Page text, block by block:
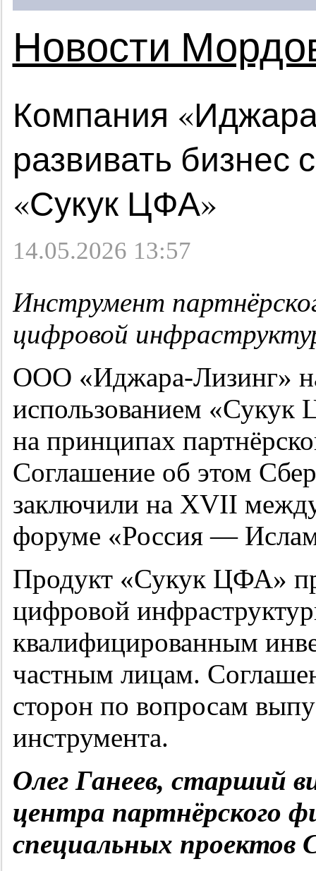
Новости
Компания
развивать бизнес
«Сукук ЦФА»
14.05.2026 13:57
Инструмент
цифровой
ООО «Иджара-Лизинг»
использованием
на принципах
Соглашение об этом
заключили на XVII
форуме «Россия —
Продукт «Сукук ЦФА»
цифровой
квалифицированным
частным лицам.
сторон по вопросам
инструмента.
Олег Ганеев, старший
центра партнёрского
специальных проектов